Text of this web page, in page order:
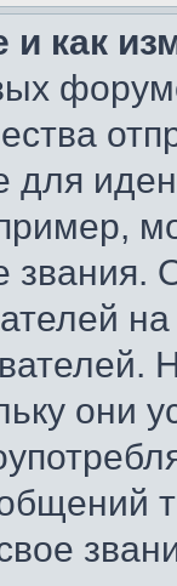
и как
для
звания.
они